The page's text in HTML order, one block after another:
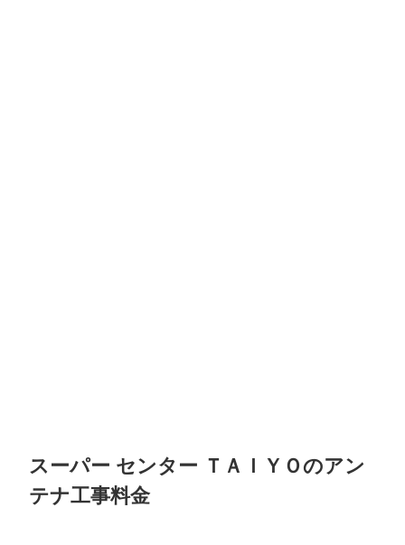
スーパー センター ＴＡＩＹＯのアン
テナ工事料金